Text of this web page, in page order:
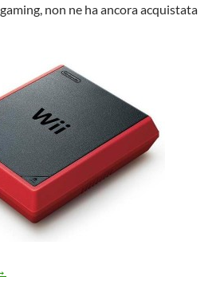
non ne ha ancora acquistata
Mini: da oggi in Canada, tutti i dettagli